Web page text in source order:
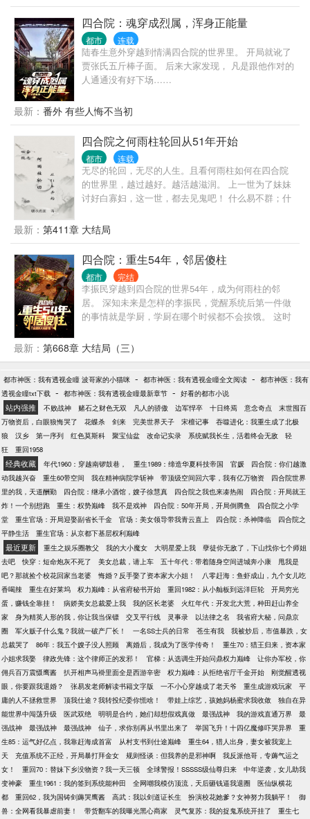
四合院：魂穿成烈属，浑身正能量
都市 连载
陆春生意外穿越到情满四合院的世界里。 开局就讹了
贾张氏五斤棒子面。 后来大家发现， 凡是跟他作对的
人通通没有好下场……
最新： 番外 有些人悔不当初
四合院之何雨柱轮回从51年开始
都市 连载
无尽的轮回，无尽的人生。且看何雨柱如何在四合院
的世界里，越过越好。越活越滋润。 上一世为了妹妹
讨好白寡妇，这一世，都去见鬼吧！ 什么易不群；什
最新： 第411章 大结局
四合院：重生54年，邻居傻柱
都市 完结
李振民穿越到四合院的世界54年，成为何雨柱的邻
居。 深知未来是怎样的李振民，觉醒系统后第一件做
的事情就是学厨，学厨在哪个时候都不会挨饿。 这时
后面叫哥。 许大茂也没未来的那么坏，缠着李振民要
做徒弟。 二大爷的大儿子刘光齐也还在大院，上高
厂，食堂主任，后勤主任，副厂长.... 易中海在贾东旭
死后转移养老索取对象？ 秦淮茹想吸血？ 李振
民：“滚，再来送你们吃花生米！” 何雨柱：“滚，你甚
至都不叫我一声何主任。” 许大茂：“滚，别打扰我学
习，我现在要考大学！”
最新： 第668章 大结局（三）
都市神医：我有透视金瞳 波哥家的小猫咪 - 都市神医：我有透视金瞳全文阅读 - 都市神医：我有
透视金瞳txt下载 - 都市神医：我有透视金瞳最新章节 - 好看的都市小说
站内强推 不败战神 赌石之财色无双 凡人的骄傲 边军悍卒 十日终焉 意念奇点
末世囤百
万物资后，白眼狼悔哭了
花蝶杀 剑来 完美世界天子 宋檀记事
吞噬进化：我重生成了北极
狼
汉乡 第一序列 红色莫斯科 聚宝仙盆 改命记实录 系统赋我长生，活着终会无敌
轻
狂
重回1958
经典收藏 年代1960：穿越南锣鼓巷， 重生1989：缔造华夏科技帝国 官媛
四合院：你们越激
动我越兴奋
重生60带空间 我在精神病院学斩神 带顶级空间回六零，我有亿万物资
四合院世界
里的我，天道酬勤
四合院：继承小酒馆，嫂子徐慧真 四合院之我也来凑热闹
四合院：开局就王
炸！一个别想跑
重生：权势巅峰 我不是戏神 四合院：50年开局，开局倒腾鱼
四合院之小学
堂
重生官场：开局迎娶副省长千金 官场：美女领导带我青云直上 四合院：杀神降临
四合院之
平静生活
重生官场：从京都下基层权利巅峰
最近更新 重生之娱乐圈教父 我的大小魔女 大明星爱上我
孽徒你无敌了，下山找你七个师姐
去吧
快穿：短命炮灰不死了 美女总裁，请上车 五十年代：带着随身空间进城奔小康
甩我是
吧？那就捡个校花回家当老婆
悔婚？反手娶了资本家大小姐！
八零赶海：鱼虾成山，九个女儿吃
香喝辣
重生在好莱坞 权力巅峰：从省府秘书开始 重回1982：从小舢板到远洋巨轮
开局穷光
蛋，赚钱全靠挂！
病娇美女总裁爱上我 我的区长老婆
火红年代：开发北大荒，种田赶山养全
家
身为精英人形的我，你让我当保镖 交叉平行线 灵事录 以法律之名
我省府大秘，问鼎京
圈
军火贩子什么鬼？我就一破产厂长！ 一名SS士兵的日常 苍生有我
我被炒后，市值暴跌，女
总裁哭了
86年：我五个嫂子没人照顾 离婚后，我成为了医学传奇！
重生70：猎王归来，资本家
小姐求我娶
律政先锋：这个律师正的发邪！ 官梯：从选调生开始问鼎权力巅峰
让你办军校，你
佣兵百万震慑鹰酱
扒开相声马褂里面全是西游辛密 权力巅峰：从拒绝省厅千金开始
刚觉醒透视
眼，你要跟我退婚？
张易发老师解读书籍文字版 一不小心穿越成了老天爷 重生成游戏玩家
平
庸的人不拯救世界
顶我仕途？我转投纪委你慌啥！ 带娃上综艺，孩她妈杨蜜求我收敛
独自在异
能世界中闯荡升级
医武双绝 明明是合约，她们却想假戏真做 最强战神 我的游戏直通万界
最
强战神
最强战神 最强战神 仙子，求你别再从书里出来了 举国飞升！十四亿魔修吓哭异界
重
生85：运气好亿点，我靠赶海成首富
从村支书到仕途巅峰
重生64，猎人出身，妻女被我宠上
天
充值系统不正经，开局暴打拜金女 规则怪谈：但我养的是邪神啊
我反派他哥，专薅气运之
女！
重回70：替妹下乡没物资？我一天三顿 全球警报！SSSSS级仙尊归来
中年逆袭，女儿助我
变神豪
重生1961：我的签到系统能种田 全网嘲我模仿顶流，天后砸钱逼我退圈
医仙纵横花
都
重回62，我为国铸剑薅哭鹰酱 高武：我以剑道证长生 扮演校花她爹？女神努力我躺平！
御
兽：全网看我暴虐前妻！
带货翻车的我曝光黑心商家 灵气复苏：我的捉鬼系统开挂了 重生七